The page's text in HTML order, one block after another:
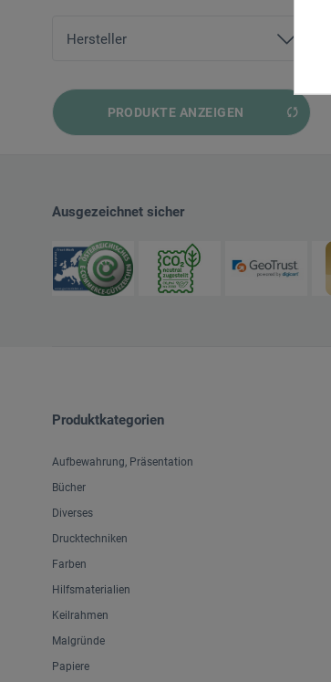
Hersteller
PRODUKTE ANZEIGEN
Ausgezeichnet sicher
Produktkategorien
Aufbewahrung, Präsentation
Bücher
Diverses
Drucktechniken
Farben
Hilfsmaterialien
Keilrahmen
Malgründe
Papiere